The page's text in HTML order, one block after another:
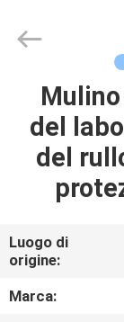
CASA
PRODOTTI
VIDEO
CIRCA
NOI
Instrument
Technology
del
del
Luogo di
origine:
Marca: